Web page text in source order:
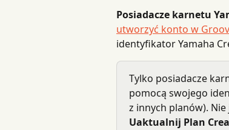
Posiadacze karnetu
utworzyć konto w
identyfikator Yamaha
Tylko posiadacze
pomocą swojego
z innych planów).
Uaktualnij Plan